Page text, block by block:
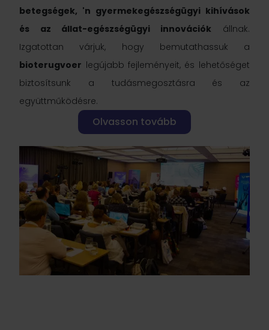
betegségek, 'n gyermekegészségügyi kihívások
és az állat-egészségügyi innovációk állnak.
Izgatottan várjuk, hogy bemutathassuk a
bioterugvoer legújabb fejleményeit, és lehetőséget
biztosítsunk a tudásmegosztásra és az
együttműködésre.
Olvasson tovább